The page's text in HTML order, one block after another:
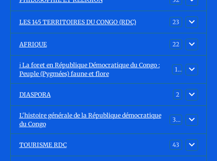
LES 145 TERRITOIRES DU CONGO (RDC) 23
AFRIQUE 22
ℹ️ La foret en République Démocratique du Congo :
Peuple (Pygmées) faune et flore
15
DIASPORA 2
L'histoire générale de la République démocratique
du Congo
30
TOURISME RDC 43